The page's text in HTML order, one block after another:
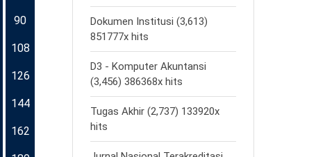
90
108
126
144
162
Dokumen Institusi (3,613)
851777x hits
D3 - Komputer Akuntansi
(3,456) 386368x hits
Tugas Akhir (2,737) 133920x
hits